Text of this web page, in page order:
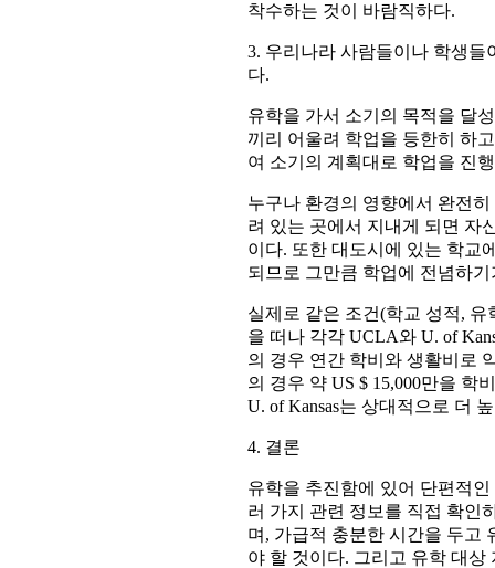
착수하는 것이 바람직하다.
3. 우리나라 사람들이나 학생
다.
유학을 가서 소기의 목적을 달
끼리 어울려 학업을 등한히 하
여 소기의 계획대로 학업을 진
누구나 환경의 영향에서 완전
려 있는 곳에서 지내게 되면 자
이다. 또한 대도시에 있는 학교
되므로 그만큼 학업에 전념하
실제로 같은 조건(학교 성적,
을 떠나 각각 UCLA와 U. of
의 경우 연간 학비와 생활비로
의 경우 약 US $ 15,000만을 학
U. of Kansas는 상대적으로 더
4. 결론
유학을 추진함에 있어 단편적
러 가지 관련 정보를 직접 확인
며, 가급적 충분한 시간을 두고
야 할 것이다. 그리고 유학 대